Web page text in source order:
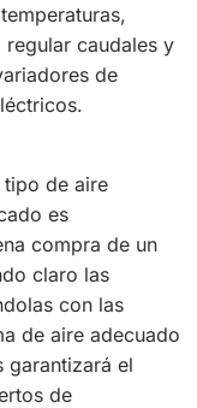
caudales y
de
tipo de aire
es
compra de un
claro las
con las
de aire adecuado
garantizará el
de